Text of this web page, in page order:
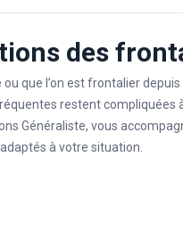
des
ou que l’on est frontalier
restent compliquées
Généraliste, vous
à votre situation.